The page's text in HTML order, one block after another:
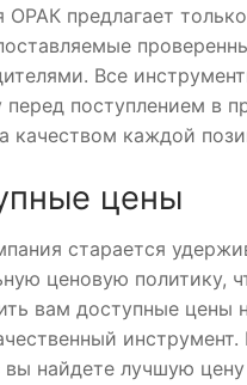
ОРАК предлагает
Все
перед поступлением в
качеством каждой
цены
старается
ценовую политику,
вам доступные цены
вы найдете лучшую